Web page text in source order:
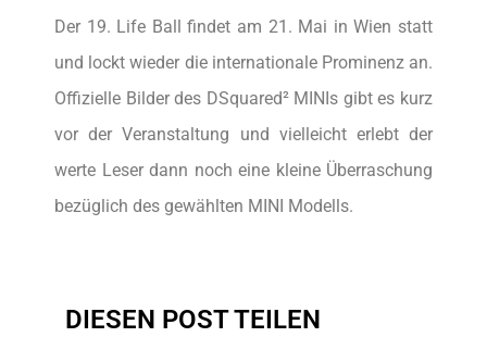
Der 19. Life Ball findet am 21. Mai in Wien statt
und lockt wieder die internationale Prominenz an.
Offizielle Bilder des DSquared² MINIs gibt es kurz
vor der Veranstaltung und vielleicht erlebt der
werte Leser dann noch eine kleine Überraschung
bezüglich des gewählten MINI Modells.
DIESEN POST TEILEN